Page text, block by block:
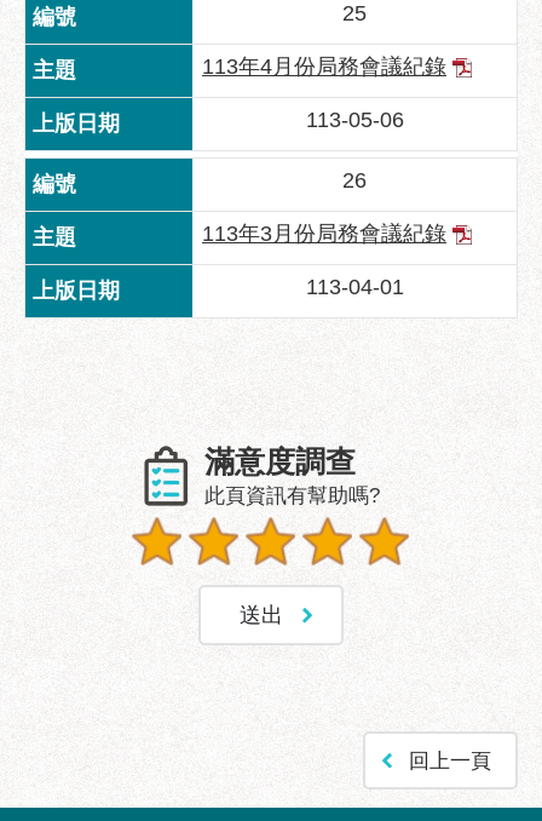
25
113年4月份局務會議紀錄
113-05-06
26
113年3月份局務會議紀錄
113-04-01
滿意度調查
此頁資訊有幫助嗎?
回上一頁